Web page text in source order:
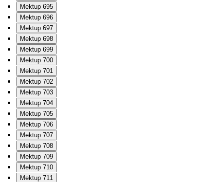
Mektup 695
Mektup 696
Mektup 697
Mektup 698
Mektup 699
Mektup 700
Mektup 701
Mektup 702
Mektup 703
Mektup 704
Mektup 705
Mektup 706
Mektup 707
Mektup 708
Mektup 709
Mektup 710
Mektup 711